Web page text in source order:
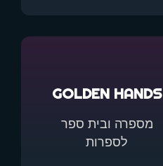
GOLDEN HANDS
מספרה ובית ספר
לספרות